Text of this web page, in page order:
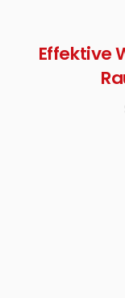
Effektive